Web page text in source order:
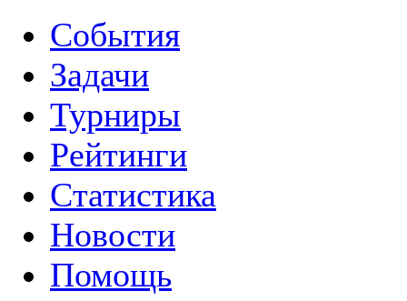
События
Задачи
Турниры
Рейтинги
Статистика
Новости
Помощь